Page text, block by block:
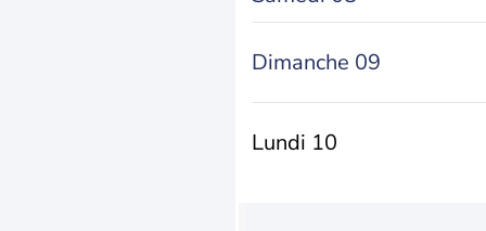
Dimanche 09
Lundi 10